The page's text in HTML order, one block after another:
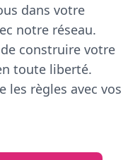
dans votre
notre réseau.
construire votre
toute liberté.
les règles avec vos